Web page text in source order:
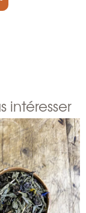
intéresser